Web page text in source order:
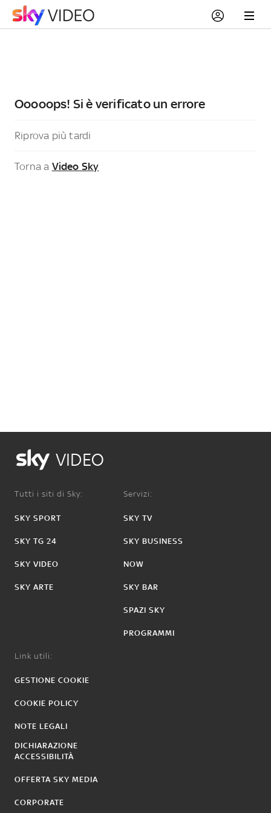
Ooooops! Si è verificato un errore
Riprova più tardi
Torna a Video Sky
VIDEO
Tutti i siti di Sky:
SKY SPORT
SKY TG 24
SKY VIDEO
SKY ARTE
Servizi:
SKY TV
SKY BUSINESS
NOW
SKY BAR
SPAZI SKY
PROGRAMMI
Link utili:
GESTIONE COOKIE
COOKIE POLICY
NOTE LEGALI
DICHIARAZIONE
ACCESSIBILITÀ
OFFERTA SKY MEDIA
CORPORATE